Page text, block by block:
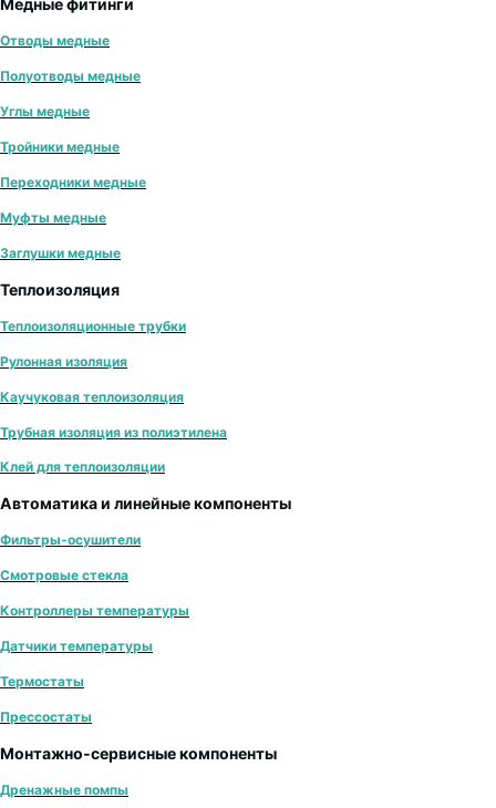
Медные фитинги
Отводы медные
Полуотводы медные
Углы медные
Тройники медные
Переходники медные
Муфты медные
Заглушки медные
Теплоизоляция
Теплоизоляционные трубки
Рулонная изоляция
Каучуковая теплоизоляция
Трубная изоляция из полиэтилена
Клей для теплоизоляции
Автоматика и линейные компоненты
Фильтры-осушители
Смотровые стекла
Контроллеры температуры
Датчики температуры
Термостаты
Прессостаты
Монтажно‑сервисные компоненты
Дренажные помпы